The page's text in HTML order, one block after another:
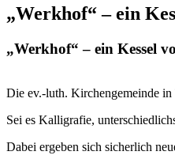
„Werkhof“ – ein
„Werkhof“ – ein Kessel
Die ev.-luth. Kirchengemeinde
Sei es Kalligrafie,
Dabei ergeben sich sicherlich